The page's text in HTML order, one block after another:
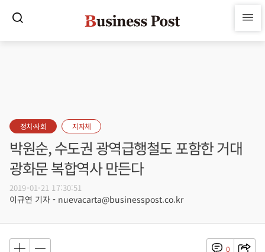
정치·사회 지자체
박원순, 수도권 광역급행철도 포함한 거대
광화문 복합역사 만든다
2019-01-21 17:30:51
이규연 기자 - nuevacarta@businesspost.co.kr
0